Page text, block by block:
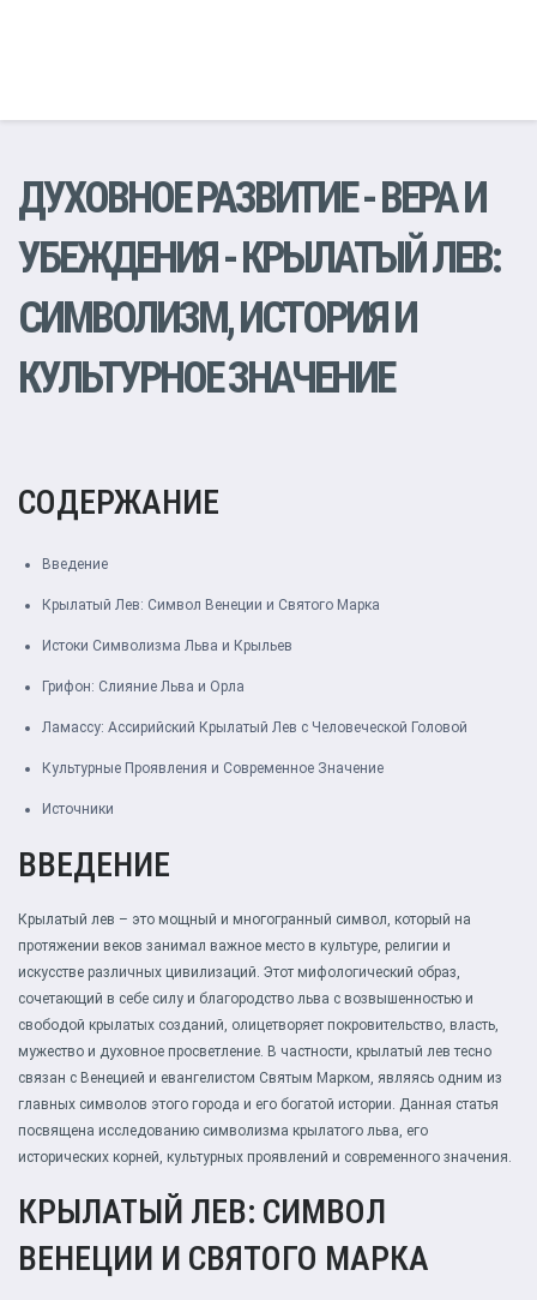
ДУХОВНОЕ РАЗВИТИЕ-ВЕРА И
УБЕЖДЕНИЯ- КРЫЛАТЫЙ ЛЕВ:
СИМВОЛИЗМ, ИСТОРИЯ И
КУЛЬТУРНОЕ ЗНАЧЕНИЕ
СОДЕРЖАНИЕ
Введение
Крылатый Лев: Символ Венеции и Святого Марка
Истоки Символизма Льва и Крыльев
Грифон: Слияние Льва и Орла
Ламассу: Ассирийский Крылатый Лев с Человеческой Головой
Культурные Проявления и Современное Значение
Источники
ВВЕДЕНИЕ
Крылатый лев – это мощный и многогранный символ, который на
протяжении веков занимал важное место в культуре, религии и
искусстве различных цивилизаций. Этот мифологический образ,
сочетающий в себе силу и благородство льва с возвышенностью и
свободой крылатых созданий, олицетворяет покровительство, власть,
мужество и духовное просветление. В частности, крылатый лев тесно
связан с Венецией и евангелистом Святым Марком, являясь одним из
главных символов этого города и его богатой истории. Данная статья
посвящена исследованию символизма крылатого льва, его
исторических корней, культурных проявлений и современного значения.
КРЫЛАТЫЙ ЛЕВ: СИМВОЛ
ВЕНЕЦИИ И СВЯТОГО МАРКА